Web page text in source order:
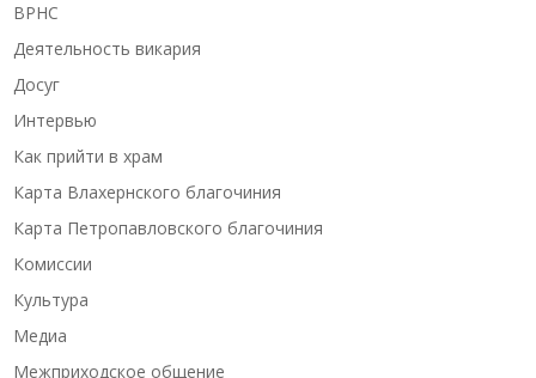
ВРНС
Деятельность викария
Досуг
Интервью
Как прийти в храм
Карта Влахернского благочиния
Карта Петропавловского благочиния
Комиссии
Культура
Медиа
Межприходское общение